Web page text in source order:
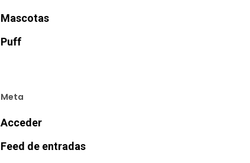
Mascotas
Puff
Meta
Acceder
Feed de entradas